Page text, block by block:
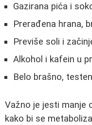
Gazirana pića i
Prerađena hrana,
Previše soli i
Alkohol i kafein u
Belo brašno,
Važno je jesti manje
kako bi se